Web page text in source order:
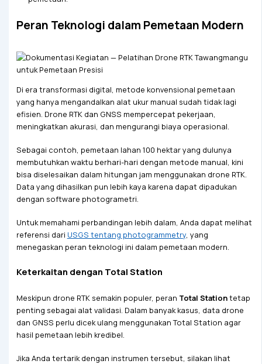
Peran Teknologi dalam Pemetaan Modern
Di era transformasi digital, metode konvensional pemetaan
yang hanya mengandalkan alat ukur manual sudah tidak lagi
efisien. Drone RTK dan GNSS mempercepat pekerjaan,
meningkatkan akurasi, dan mengurangi biaya operasional.
Sebagai contoh, pemetaan lahan 100 hektar yang dulunya
membutuhkan waktu berhari-hari dengan metode manual, kini
bisa diselesaikan dalam hitungan jam menggunakan drone RTK.
Data yang dihasilkan pun lebih kaya karena dapat dipadukan
dengan software photogrametri.
Untuk memahami perbandingan lebih dalam, Anda dapat melihat
referensi dari USGS tentang photogrammetry, yang
menegaskan peran teknologi ini dalam pemetaan modern.
Keterkaitan dengan Total Station
Meskipun drone RTK semakin populer, peran Total Stationtetap
penting sebagai alat validasi. Dalam banyak kasus, data drone
dan GNSS perlu dicek ulang menggunakan Total Station agar
hasil pemetaan lebih kredibel.
Jika Anda tertarik dengan instrumen tersebut, silakan lihat